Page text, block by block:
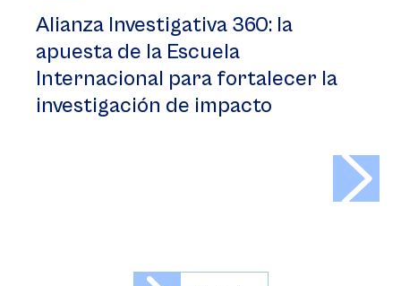
Alianza Investigativa 360: la
apuesta de la Escuela
Internacional para fortalecer la
investigación de impacto